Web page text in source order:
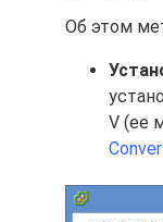
Об этом
V (ее